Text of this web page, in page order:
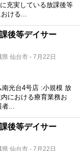
充実している放課後等
ける...
後等デイサー
仙台市 - 7月22日
南光台4号店 :小規模 放
における療育業務お
...
後等デイサー
仙台市 - 7月22日